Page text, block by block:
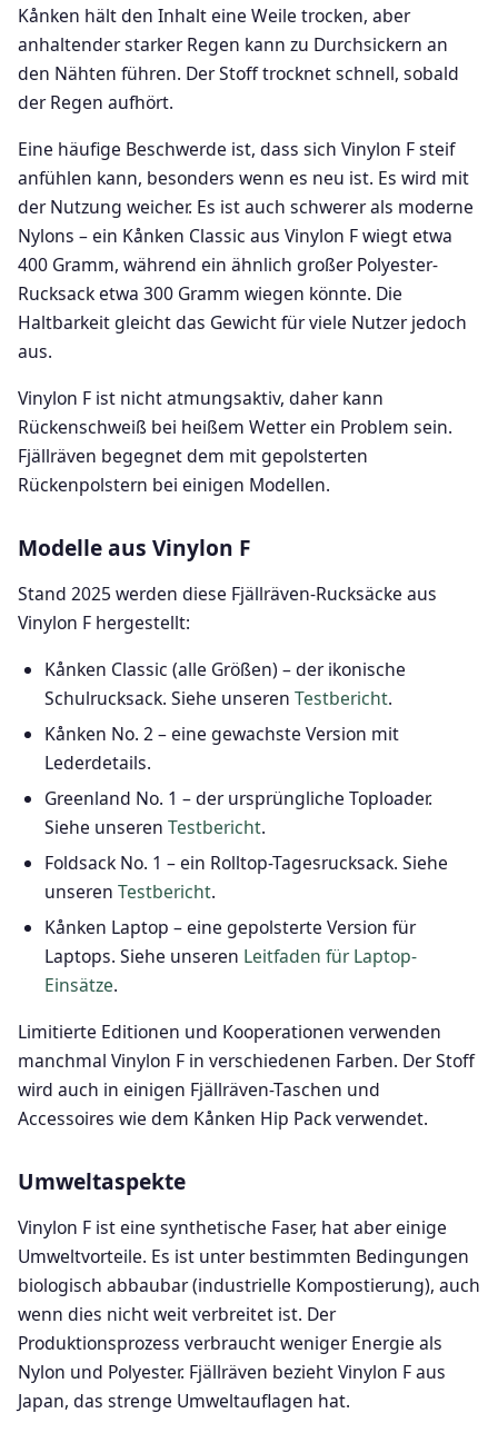
Kånken hält den Inhalt eine Weile trocken, aber
anhaltender starker Regen kann zu Durchsickern an
den Nähten führen. Der Stoff trocknet schnell, sobald
der Regen aufhört.
Eine häufige Beschwerde ist, dass sich Vinylon F steif
anfühlen kann, besonders wenn es neu ist. Es wird mit
der Nutzung weicher. Es ist auch schwerer als moderne
Nylons – ein Kånken Classic aus Vinylon F wiegt etwa
400 Gramm, während ein ähnlich großer Polyester-
Rucksack etwa 300 Gramm wiegen könnte. Die
Haltbarkeit gleicht das Gewicht für viele Nutzer jedoch
aus.
Vinylon F ist nicht atmungsaktiv, daher kann
Rückenschweiß bei heißem Wetter ein Problem sein.
Fjällräven begegnet dem mit gepolsterten
Rückenpolstern bei einigen Modellen.
Modelle aus Vinylon F
Stand 2025 werden diese Fjällräven-Rucksäcke aus
Vinylon F hergestellt:
Kånken Classic (alle Größen) – der ikonische
Schulrucksack. Siehe unseren Testbericht.
Kånken No. 2 – eine gewachste Version mit
Lederdetails.
Greenland No. 1 – der ursprüngliche Toploader.
Siehe unseren Testbericht.
Foldsack No. 1 – ein Rolltop-Tagesrucksack. Siehe
unseren Testbericht.
Kånken Laptop – eine gepolsterte Version für
Laptops. Siehe unseren Leitfaden für Laptop-
Einsätze.
Limitierte Editionen und Kooperationen verwenden
manchmal Vinylon F in verschiedenen Farben. Der Stoff
wird auch in einigen Fjällräven-Taschen und
Accessoires wie dem Kånken Hip Pack verwendet.
Umweltaspekte
Vinylon F ist eine synthetische Faser, hat aber einige
Umweltvorteile. Es ist unter bestimmten Bedingungen
biologisch abbaubar (industrielle Kompostierung), auch
wenn dies nicht weit verbreitet ist. Der
Produktionsprozess verbraucht weniger Energie als
Nylon und Polyester. Fjällräven bezieht Vinylon F aus
Japan, das strenge Umweltauflagen hat.